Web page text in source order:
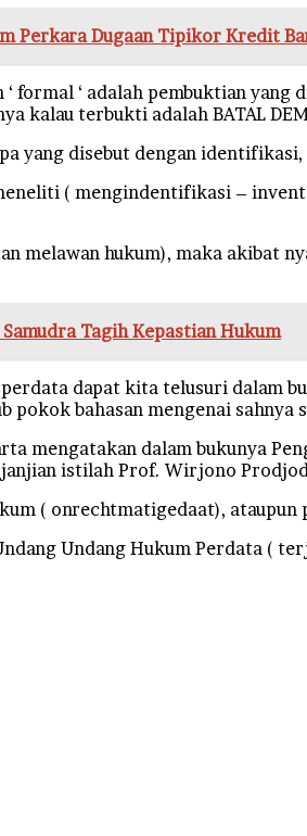
Perkara Dugaan Tipikor Kredit
formal ‘ adalah pembuktian
kalau terbukti adalah BATAL
yang disebut dengan
( mengindentifikasi –
hukum), maka akibat
Tagih Kepastian Hukum
dapat kita telusuri dalam
bahasan mengenai sahnya
mengatakan dalam bukunya
istilah Prof. Wirjono
( onrechtmatigedaat), ataupun
Undang Hukum Perdata (